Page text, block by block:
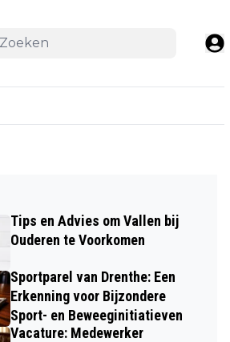
Tips en Advies om Vallen bij
Ouderen te Voorkomen
Sportparel van Drenthe: Een
Erkenning voor Bijzondere
Sport- en Beweeginitiatieven
Vacature: Medewerker